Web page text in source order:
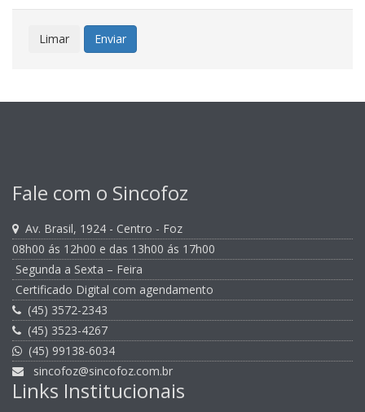
Limar Enviar
Fale com o Sincofoz
Av. Brasil, 1924 - Centro - Foz
08h00 ás 12h00 e das 13h00 ás 17h00
Segunda a Sexta – Feira
Certificado Digital com agendamento
(45) 3572-2343
(45) 3523-4267
(45) 99138-6034
sincofoz@sincofoz.com.br
Links Institucionais